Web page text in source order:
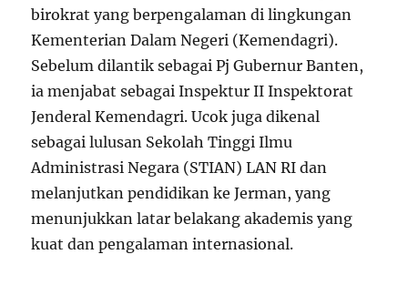
birokrat yang berpengalaman di lingkungan
Kementerian Dalam Negeri (Kemendagri).
Sebelum dilantik sebagai Pj Gubernur Banten,
ia menjabat sebagai Inspektur II Inspektorat
Jenderal Kemendagri. Ucok juga dikenal
sebagai lulusan Sekolah Tinggi Ilmu
Administrasi Negara (STIAN) LAN RI dan
melanjutkan pendidikan ke Jerman, yang
menunjukkan latar belakang akademis yang
kuat dan pengalaman internasional.